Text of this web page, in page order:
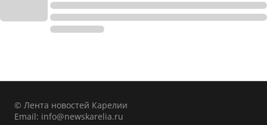
© Лента новостей Карелии
Email: info@newskarelia.ru